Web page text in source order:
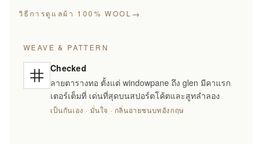
Stylish…
วิธีการดูแลผ้า 100% WOOL →
WEAVE & PATTERN
Checked
ลายตารางทอ ตั้งแต่ windowpane ถึง glen มีคาแรก
เตอร์เต็มที่ เด่นที่สุดบนสปอร์ตโค้ตและสูทลำลอง
เป็นกันเอง · มั่นใจ · กลิ่นอายชนบทอังกฤษ